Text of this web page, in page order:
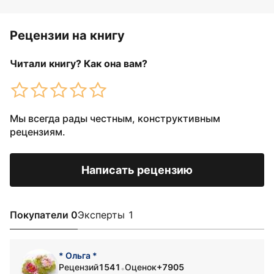
Рецензии на книгу
Читали книгу? Как она вам?
Мы всегда рады честным, конструктивным
рецензиям.
Написать рецензию
Покупатели 0Эксперты 1
* Ольга *
Рецензий1541 •Оценок+7905